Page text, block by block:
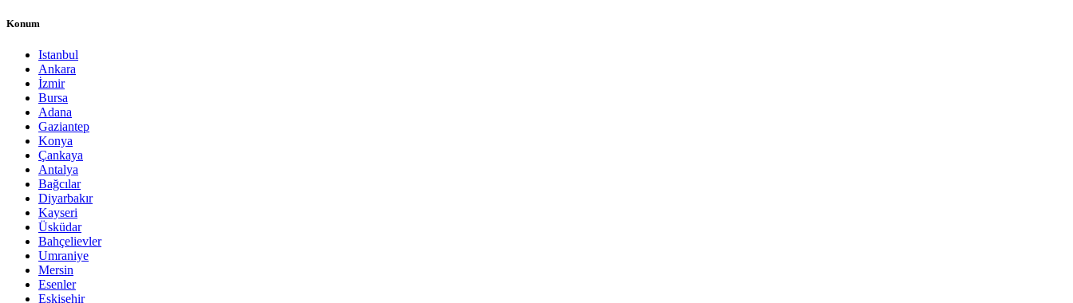
Konum
Istanbul
Ankara
İzmir
Bursa
Adana
Gaziantep
Konya
Çankaya
Antalya
Bağcılar
Diyarbakır
Kayseri
Üsküdar
Bahçelievler
Umraniye
Mersin
Esenler
Eskişehir